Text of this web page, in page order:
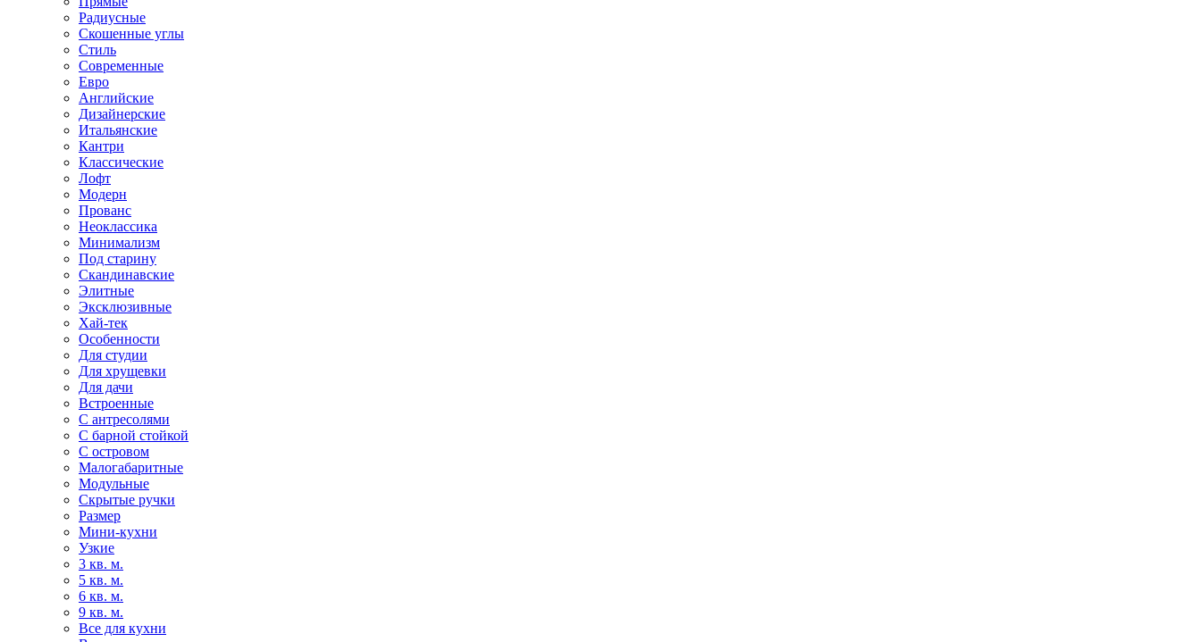
Радиусные
Скошенные углы
Стиль
Современные
Евро
Английские
Дизайнерские
Итальянские
Кантри
Классические
Лофт
Модерн
Прованс
Неоклассика
Минимализм
Под старину
Скандинавские
Элитные
Эксклюзивные
Хай-тек
Особенности
Для студии
Для хрущевки
Для дачи
Встроенные
С антресолями
С барной стойкой
С островом
Малогабаритные
Модульные
Скрытые ручки
Размер
Мини-кухни
Узкие
3 кв. м.
5 кв. м.
6 кв. м.
9 кв. м.
Все для кухни